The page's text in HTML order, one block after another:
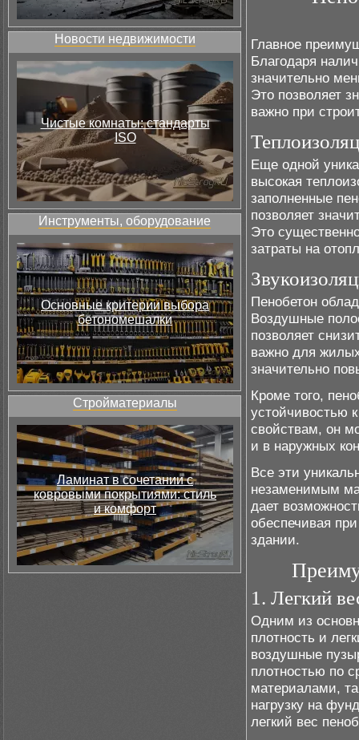
Новости недвижимости
Чистые комнаты: стандарты
ISO
Инструменты, оборудование
Основные критерии выбора
бетономешалки
Стройматериалы
Ламинат в сочетании с
ковровыми покрытиями: стиль
и комфорт
Главное
Благодаря
значительно
Это позволяет
важно при
Еще одной
высокая
заполненные
позволяет
Это
затраты на
Пенобетон
Воздушные
позволяет
важно для
значительно
Кроме того,
устойчивостью
свойствам, он
и в наружных
Все эти
незаменимым
дает
обеспечивая
здании.
1. Легкий
Одним из
плотность и
воздушные
плотностью по
материалами,
нагрузку на
легкий вес